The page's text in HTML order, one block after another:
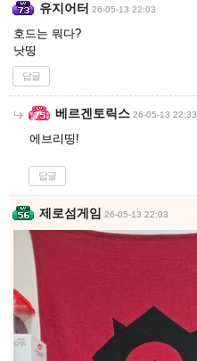
유지어터 26-05-13 22:03
호드는 뭐다?
낫띵
답글
베르겐토릭스 26-05-13 22:33
에브리띵!
답글
제로섬게임 26-05-13 22:03